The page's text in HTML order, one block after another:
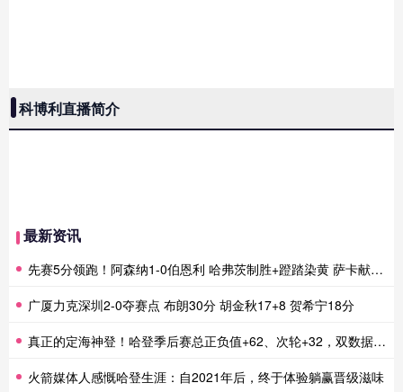
科博利直播简介
最新资讯
先赛5分领跑！阿森纳1-0伯恩利 哈弗茨制胜+蹬踏染黄 萨卡献助攻
广厦力克深圳2-0夺赛点 布朗30分 胡金秋17+8 贺希宁18分
真正的定海神登！哈登季后赛总正负值+62、次轮+32，双数据领跑骑士全队
火箭媒体人感慨哈登生涯：自2021年后，终于体验躺赢晋级滋味